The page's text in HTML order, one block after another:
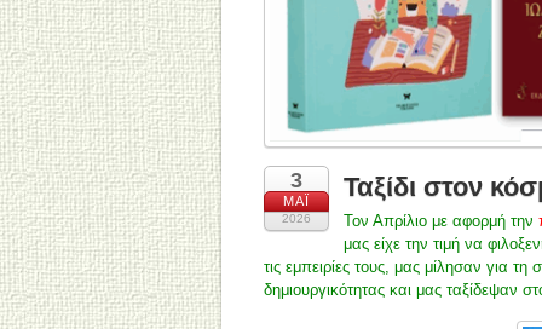
3
ΜΆΙ
2026
Ταξίδι στον
Τον Απρίλιο με αφορμή την
μας είχε την τιμή να
τις εμπειρίες τους, μας μίλησαν για
δημιουργικότητας και μας ταξίδεψαν